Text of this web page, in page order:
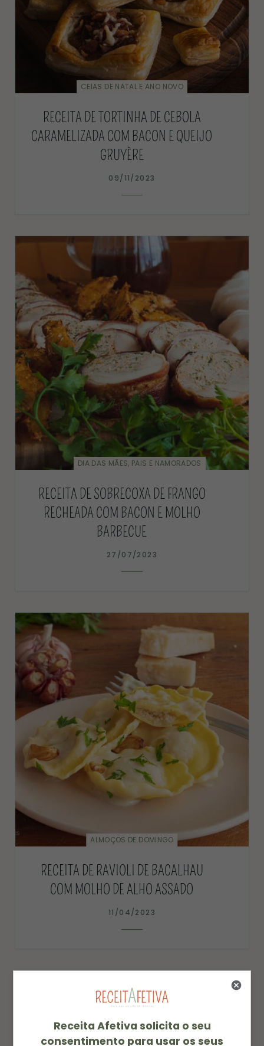
CEIAS DE NATAL E ANO NOVO
RECEITA DE TORTINHA DE CEBOLA
CARAMELIZADA COM BACON E QUEIJO
GRUYÈRE
09/11/2023
DIA DAS MÃES, PAIS E NAMORADOS
RECEITA DE SOBRECOXA DE FRANGO
RECHEADA COM BACON E MOLHO
BARBECUE
27/07/2023
ALMOÇOS DE DOMINGO
RECEITA DE RAVIOLI DE BACALHAU
COM MOLHO DE ALHO ASSADO
11/04/2023
Receita Afetiva solicita o seu
consentimento para usar os seus